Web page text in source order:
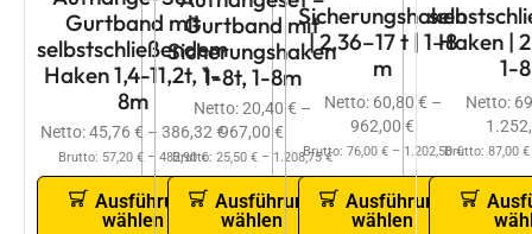
Gurtband mit
selbstschließendem
Haken 1,4-11,2t, 1-
8m
Netto:45,76 € – 386,32€
Brutto: 57,20 €– 482,90€
Ausführung
wählen
Gurtband mit
Sicherungshaken
1-8t, 1-8m
Netto:20,40 € –
967,00 €
Brutto: 25,50 €– 1.208,75€
Ausführung
wählen
Sicherungshaken
| 2,36–17 t | 1–8
m
Netto: 60,80 € –
962,00 €
Brutto: 76,00 €– 1.202,50€
Ausführung
wählen
Haken |
1-
Netto:
Brutto: 87,00 €